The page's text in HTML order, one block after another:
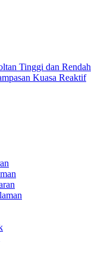
Tinggi dan Rendah
Kuasa Reaktif